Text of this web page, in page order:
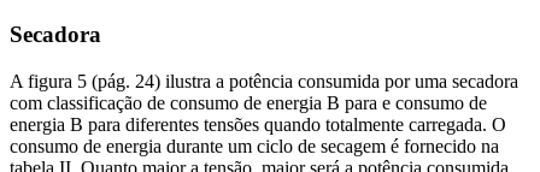
Secadora
A figura 5 (pág. 24) ilustra a potência consumida por uma secadora
com classificação de consumo de energia B para e consumo de
energia B para diferentes tensões quando totalmente carregada. O
consumo de energia durante um ciclo de secagem é fornecido na
tabela II. Quanto maior a tensão, maior será a potência consumida.